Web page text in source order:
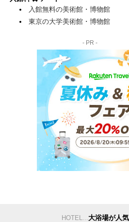
入館無料の美術館・博物館
東京の大学美術館・博物館
- PR -
HOTEL... 大浴場が人